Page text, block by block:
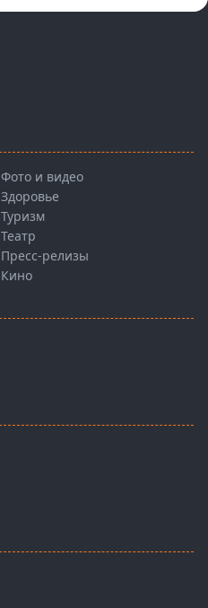
Фото и видео
Здоровье
Туризм
Театр
Пресс-релизы
Кино